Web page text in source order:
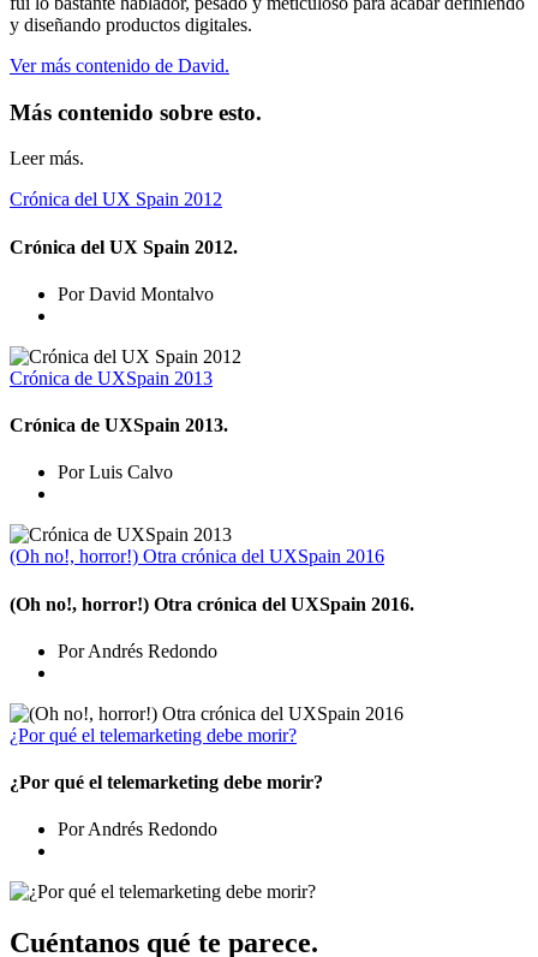
y diseñando productos digitales.
Ver más contenido de David.
Más contenido sobre esto.
Leer más.
Crónica del UX Spain 2012
Crónica del UX Spain 2012.
Por David Montalvo
Crónica de UXSpain 2013
Crónica de UXSpain 2013.
Por Luis Calvo
(Oh no!, horror!) Otra crónica del UXSpain 2016
(Oh no!, horror!) Otra crónica del UXSpain 2016.
Por Andrés Redondo
¿Por qué el telemarketing debe morir?
¿Por qué el telemarketing debe morir?
Por Andrés Redondo
Cuéntanos qué te parece.